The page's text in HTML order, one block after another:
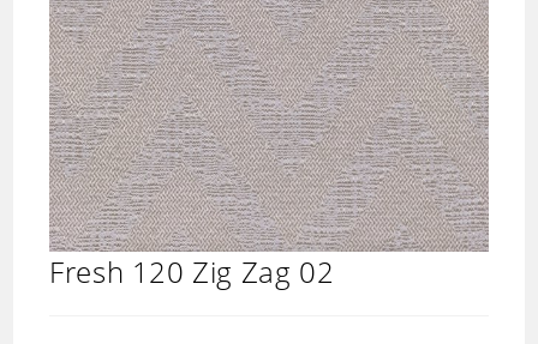
Fresh 120 Zig Zag 02